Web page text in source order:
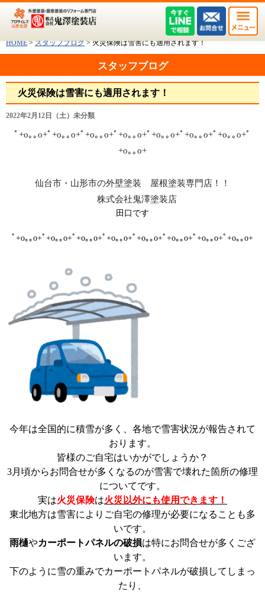
HOME > スタッフブログ > 火災保険は雪害にも適用されます！
スタッフブログ
火災保険は雪害にも適用されます！
2022年2月12日（土）未分類
ﾟ+o｡｡o+ﾟ+o｡｡o+ﾟ+o｡｡o+ﾟ+o｡｡o+ﾟ+o｡｡o+ﾟ+o｡｡o+ﾟ+o｡｡o+ﾟ
+o｡｡o+
仙台市・山形市の外壁塗装 屋根塗装専門店！！
株式会社鬼澤塗装店
田口です
ﾟ+o｡｡o+ﾟ+o｡｡o+ﾟ+o｡｡o+ﾟ+o｡｡o+ﾟ+o｡｡o+ﾟ+o｡｡o+ﾟ+o｡｡o+ﾟ+o｡｡o+
今年は全国的に積雪が多く、各地で雪害状況が報告されて
おります。
皆様のご自宅はいかがでしょうか？
3月頃からお問合せが多くなるのが雪害で壊れた箇所の修理
についてです。
実は火災保険は火災以外にも使用できます！
東北地方は雪害によりご自宅の修理が必要になることも多
いです。
雨樋やカーポートパネルの破損は特にお問合せが多くござ
います。
下のように雪の重みでカーポートパネルが破損してしまっ
たり、